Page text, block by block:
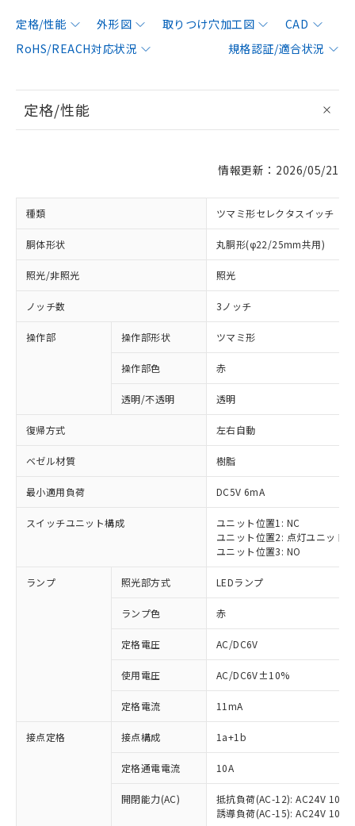
定格/性能 外形図 取りつけ穴加工図
CAD
RoHS/REACH対応状況
規格認証/適合状況
定格/性能
情報更新：2026/05/21
種類 ツマミ形セレクタスイッチ
胴体形状 丸胴形(φ22/25mm共用)
照光/非照光 照光
ノッチ数 3ノッチ
操作部 操作部形状 ツマミ形
操作部色 赤
透明/不透明 透明
復帰方式 左右自動
ベゼル材質 樹脂
最小適用負荷 DC5V 6mA
スイッチユニット構成
ユニット位置1: NC
ユニット位置2: 点灯ユニット
ユニット位置3: NO
ランプ 照光部方式 LEDランプ
ランプ色 赤
定格電圧 AC/DC6V
使用電圧 AC/DC6V±10%
定格電流 11mA
接点定格 接点構成 1a+1b
定格通電電流 10A
開閉能力(AC)
抵抗負荷(AC-12): AC24V 10A/
誘導負荷(AC-15): AC24V
ご利用条件
ご利用ください。
非含有に対応した製品が提供可能な商品で
有に対応した製品に切り替える予定のある
対応予定なし：EU RoHS指令（10物質）の
非含有に非対応の商品で、対応品を出す予
定はありません。
調査・確認中：EU RoHS指令（10物質）の